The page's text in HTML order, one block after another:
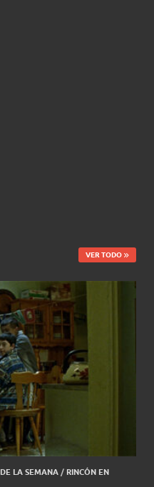
VER TODO
LA SEMANA / RINCÓN EN